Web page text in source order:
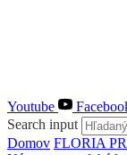
Youtube
Search input
Domov FLORIA